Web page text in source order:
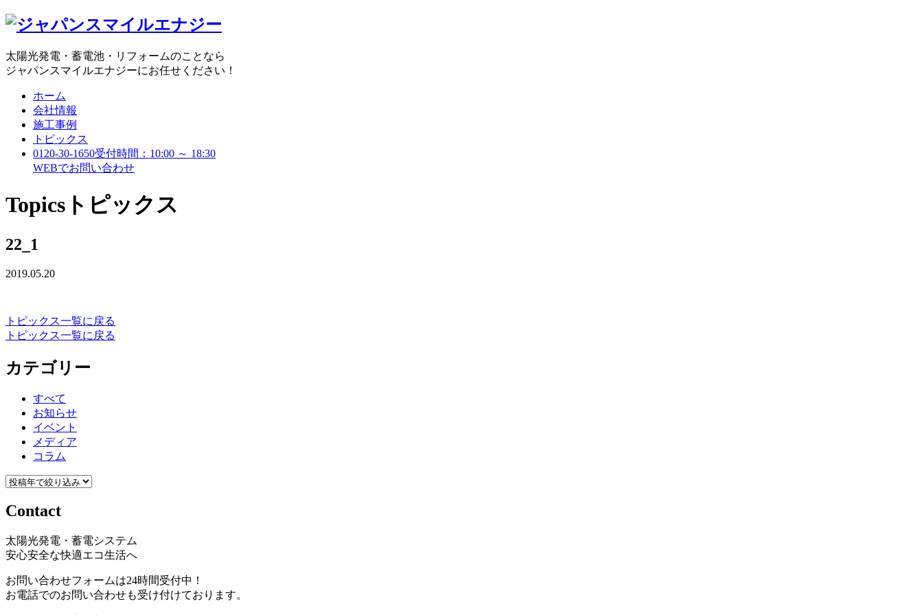
太陽光発電・蓄電池・リフォームのことなら
ジャパンスマイルエナジーにお任せください！
ホーム
会社情報
施工事例
トピックス
0120-30-1650受付時間：10:00 ～ 18:30
WEBでお問い合わせ
Topics トピックス
22_1
2019.05.20
トピックス一覧に戻る
トピックス一覧に戻る
カテゴリー
すべて
お知らせ
イベント
メディア
コラム
Contact
太陽光発電・蓄電システム
安心安全な快適エコ生活へ
お問い合わせフォームは24時間受付中！
お電話でのお問い合わせも受け付けております。